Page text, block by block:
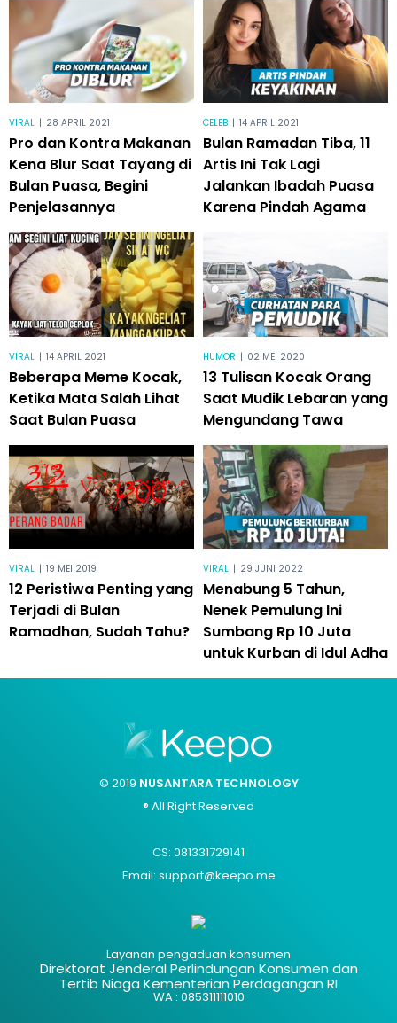
VIRAL | 28 APRIL 2021
Pro dan Kontra Makanan
Kena Blur Saat Tayang di
Bulan Puasa, Begini
Penjelasannya
CELEB | 14 APRIL 2021
Bulan Ramadan Tiba, 11
Artis Ini Tak Lagi
Jalankan Ibadah Puasa
Karena Pindah Agama
VIRAL | 14 APRIL 2021
Beberapa Meme Kocak,
Ketika Mata Salah Lihat
Saat Bulan Puasa
HUMOR | 02 MEI 2020
13 Tulisan Kocak Orang
Saat Mudik Lebaran yang
Mengundang Tawa
VIRAL | 19 MEI 2019
12 Peristiwa Penting yang
Terjadi di Bulan
Ramadhan, Sudah Tahu?
VIRAL | 29 JUNI 2022
Menabung 5 Tahun,
Nenek Pemulung Ini
Sumbang Rp 10 Juta
untuk Kurban di Idul Adha
© 2019 NUSANTARA TECHNOLOGY
® All Right Reserved
CS: 081331729141
Email: support@keepo.me
Layanan pengaduan konsumen
Direktorat Jenderal Perlindungan Konsumen dan
Tertib Niaga Kementerian Perdagangan RI
WA : 085311111010